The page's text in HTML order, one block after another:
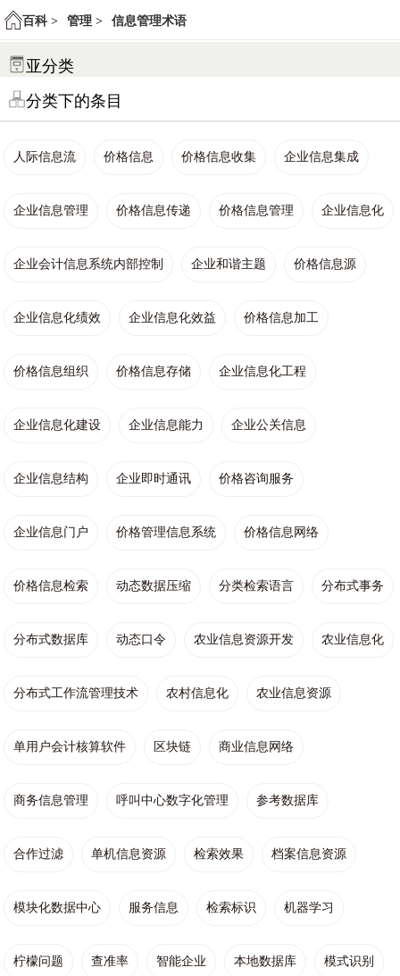
百科 > 管理 > 信息管理术语
亚分类
分类下的条目
人际信息流 价格信息 价格信息收集 企业信息集成
企业信息管理 价格信息传递 价格信息管理 企业信息化
企业会计信息系统内部控制 企业和谐主题 价格信息源
企业信息化绩效 企业信息化效益 价格信息加工
价格信息组织 价格信息存储 企业信息化工程
企业信息化建设 企业信息能力 企业公关信息
企业信息结构 企业即时通讯 价格咨询服务
企业信息门户 价格管理信息系统 价格信息网络
价格信息检索 动态数据压缩 分类检索语言 分布式事务
分布式数据库 动态口令 农业信息资源开发 农业信息化
分布式工作流管理技术 农村信息化 农业信息资源
单用户会计核算软件 区块链 商业信息网络
商务信息管理 呼叫中心数字化管理 参考数据库
合作过滤 单机信息资源 检索效果 档案信息资源
模块化数据中心 服务信息 检索标识 机器学习
柠檬问题 查准率 智能企业 本地数据库 模式识别